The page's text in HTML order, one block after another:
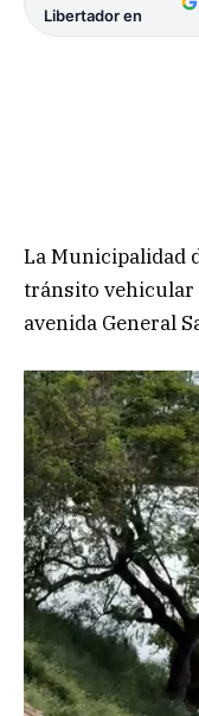
Libertador en
La Municipalidad
tránsito vehicular
avenida General